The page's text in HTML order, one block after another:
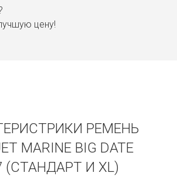
цену!
РЕМЕНЬ
MARINE BIG DATE
(СТАНДАРТ И XL)